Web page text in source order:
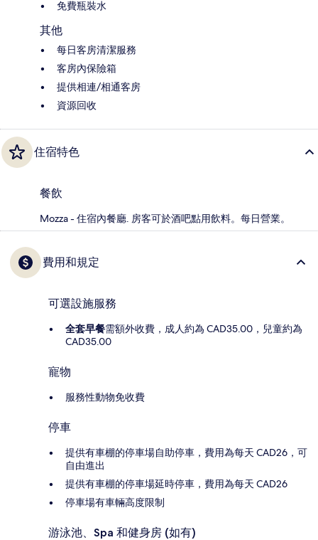
免費瓶裝水
其他
每日客房清潔服務
客房內保險箱
提供相連/相通客房
資源回收
住宿特色
餐飲
Mozza - 住宿內餐廳. 房客可於酒吧點用飲料。每日營業。
費用和規定
可選設施服務
全套早餐需額外收費，成人約為 CAD35.00，兒童約為
CAD35.00
寵物
服務性動物免收費
停車
提供有車棚的停車場自助停車，費用為每天 CAD26，可
自由進出
提供有車棚的停車場延時停車，費用為每天 CAD26
停車場有車輛高度限制
游泳池、Spa 和健身房 (如有)